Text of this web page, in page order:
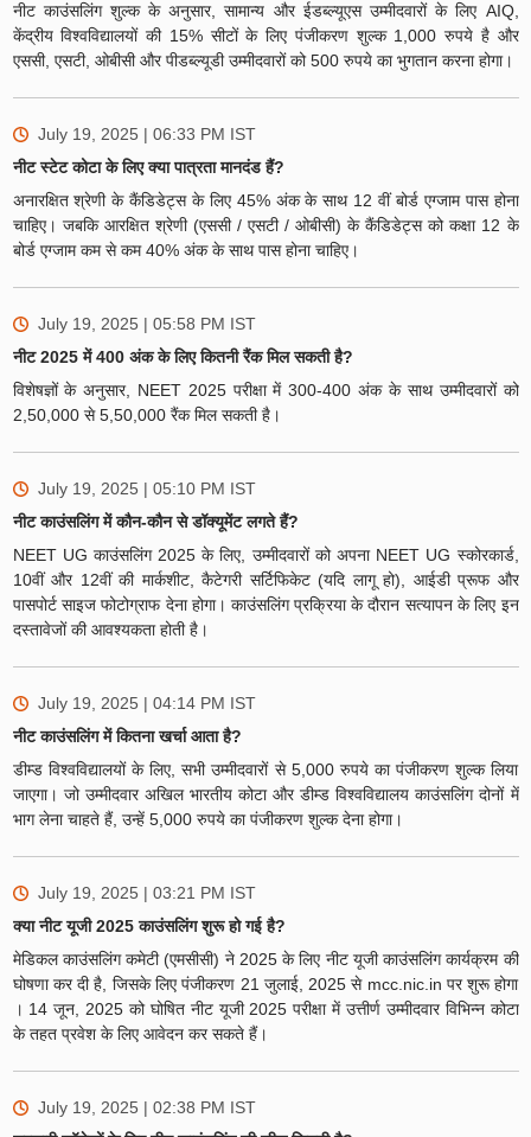
नीट काउंसलिंग शुल्क के अनुसार, सामान्य और ईडब्ल्यूएस उम्मीदवारों के लिए AIQ,
केंद्रीय विश्वविद्यालयों की 15% सीटों के लिए पंजीकरण शुल्क 1,000 रुपये है और
एससी, एसटी, ओबीसी और पीडब्ल्यूडी उम्मीदवारों को 500 रुपये का भुगतान करना होगा।
July 19, 2025 | 06:33 PM IST
नीट स्टेट कोटा के लिए क्या पात्रता मानदंड हैं?
अनारक्षित श्रेणी के कैंडिडेट्स के लिए 45% अंक के साथ 12 वीं बोर्ड एग्जाम पास होना
चाहिए। जबकि आरक्षित श्रेणी (एससी / एसटी / ओबीसी) के कैंडिडेट्स को कक्षा 12 के
बोर्ड एग्जाम कम से कम 40% अंक के साथ पास होना चाहिए।
July 19, 2025 | 05:58 PM IST
नीट 2025 में 400 अंक के लिए कितनी रैंक मिल सकती है?
विशेषज्ञों के अनुसार, NEET 2025 परीक्षा में 300-400 अंक के साथ उम्मीदवारों को
2,50,000 से 5,50,000 रैंक मिल सकती है।
July 19, 2025 | 05:10 PM IST
नीट काउंसलिंग में कौन-कौन से डॉक्यूमेंट लगते हैं?
NEET UG काउंसलिंग 2025 के लिए, उम्मीदवारों को अपना NEET UG स्कोरकार्ड,
10वीं और 12वीं की मार्कशीट, कैटेगरी सर्टिफिकेट (यदि लागू हो), आईडी प्रूफ और
पासपोर्ट साइज फोटोग्राफ देना होगा। काउंसलिंग प्रक्रिया के दौरान सत्यापन के लिए इन
दस्तावेजों की आवश्यकता होती है।
July 19, 2025 | 04:14 PM IST
नीट काउंसलिंग में कितना खर्चा आता है?
डीम्ड विश्वविद्यालयों के लिए, सभी उम्मीदवारों से 5,000 रुपये का पंजीकरण शुल्क लिया
जाएगा। जो उम्मीदवार अखिल भारतीय कोटा और डीम्ड विश्वविद्यालय काउंसलिंग दोनों में
भाग लेना चाहते हैं, उन्हें 5,000 रुपये का पंजीकरण शुल्क देना होगा।
July 19, 2025 | 03:21 PM IST
​क्या नीट यूजी 2025 काउंसलिंग शुरू हो गई है?
मेडिकल काउंसलिंग कमेटी (एमसीसी) ने 2025 के लिए नीट यूजी काउंसलिंग कार्यक्रम की
घोषणा कर दी है, जिसके लिए पंजीकरण 21 जुलाई, 2025 से mcc.nic.in पर शुरू होगा
। 14 जून, 2025 को घोषित नीट यूजी 2025 परीक्षा में उत्तीर्ण उम्मीदवार विभिन्न कोटा
के तहत प्रवेश के लिए आवेदन कर सकते हैं।
July 19, 2025 | 02:38 PM IST